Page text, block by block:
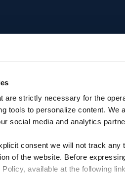
are strictly necessary for the
tools to personalize content. We
social media and analytics
consent we will not track
of the website. Before
available at the following
Assistance technique
Service de réparation – RMA
Certifications